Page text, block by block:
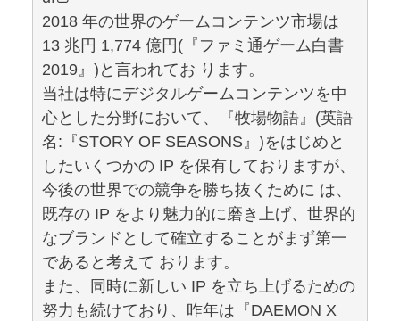
2018 年の世界のゲームコンテンツ市場は
13 兆円 1,774 億円(『ファミ通ゲーム白書
2019』)と言われてお ります。
当社は特にデジタルゲームコンテンツを中
心とした分野において、『牧場物語』(英語
名:『STORY OF SEASONS』)をはじめと
したいくつかの IP を保有しておりますが、
今後の世界での競争を勝ち抜くために は、
既存の IP をより魅力的に磨き上げ、世界的
なブランドとして確立することがまず第一
であると考えて おります。
また、同時に新しい IP を立ち上げるための
努力も続けており、昨年は『DAEMON X